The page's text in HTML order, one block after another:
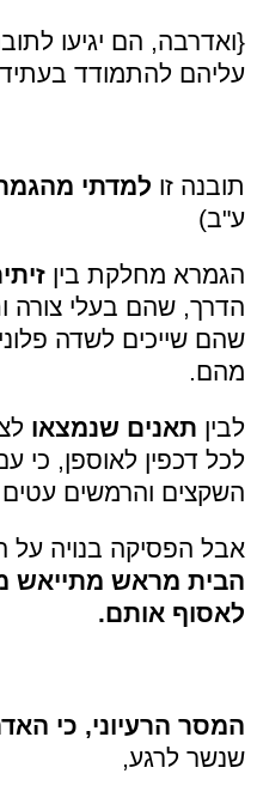
{ואדרבה, הם יגיעו
עליהם להתמודד
תובנה זו למדתי
ע"ב)
הגמרא מחלקת בין
הדרך, שהם בעלי צורה
שהם שייכים לשדה
מהם.
לבין תאנים שנמצאו
לכל דכפין לאוספן, כי
השקצים והרמשים עטים
אבל הפסיקה בנויה על
הבית מראש מתייאש
לאסוף אותם.
המסר הרעיוני, כי
שנשר לרגע,